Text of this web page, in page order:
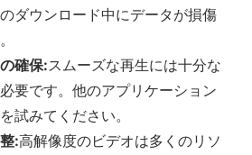
ダウンロード中にデータが損傷
確保:スムーズな再生には十分な
要です。他のアプリケーション
試みてください。
:高解像度のビデオは多くのリソ